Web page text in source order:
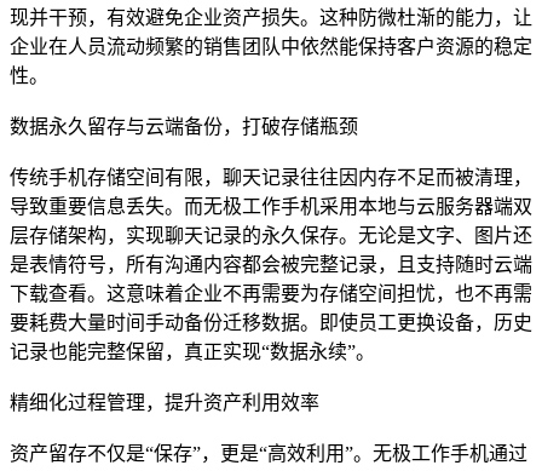
现并干预，有效避免企业资产损失。这种防微杜渐的能力，让
企业在人员流动频繁的销售团队中依然能保持客户资源的稳定
性。
数据永久留存与云端备份，打破存储瓶颈
传统手机存储空间有限，聊天记录往往因内存不足而被清理，
导致重要信息丢失。而无极工作手机采用本地与云服务器端双
层存储架构，实现聊天记录的永久保存。无论是文字、图片还
是表情符号，所有沟通内容都会被完整记录，且支持随时云端
下载查看。这意味着企业不再需要为存储空间担忧，也不再需
要耗费大量时间手动备份迁移数据。即使员工更换设备，历史
记录也能完整保留，真正实现“数据永续”。
精细化过程管理，提升资产利用效率
资产留存不仅是“保存”，更是“高效利用”。无极工作手机通过